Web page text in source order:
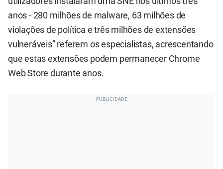
anos - 280 milhões de malware, 63 milhões de
violações de política e três milhões de extensões
vulneráveis” referem os especialistas, acrescentando
que estas extensões podem permanecer Chrome
Web Store durante anos.